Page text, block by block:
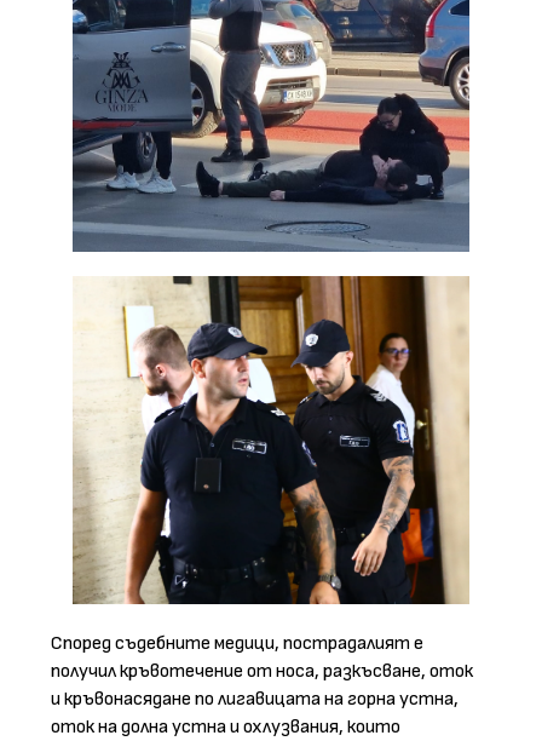
Според съдебните медици, пострадалият е
получил кръвотечение от носа, разкъсване, оток
и кръвонасядане по лигавицата на горна устна,
оток на долна устна и охлузвания, които